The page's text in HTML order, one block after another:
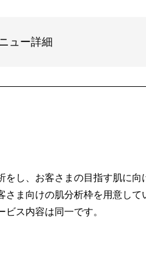
ュー詳細
をし、お客さまの目指す肌に向
ま向けの肌分析枠を用意して
ビス内容は同一です。